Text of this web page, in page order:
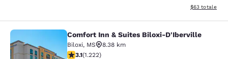
Visualizza i
$63 totale
Comfort Inn & Suites Biloxi-
Comfort Inn & Suites Biloxi-D'Iberville
Biloxi, MS
8.38 km
Valutazione di 3.12 stelle. Buono. 1222 recensioni
3.1(1.222)